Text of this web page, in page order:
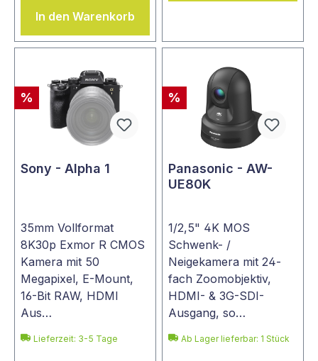
In den Warenkorb
%
Sony - Alpha 1
35mm Vollformat
8K30p Exmor R CMOS
Kamera mit 50
Megapixel, E-Mount,
16-Bit RAW, HDMI
Aus…
Lieferzeit: 3-5 Tage
%
Panasonic - AW-
UE80K
1/2,5" 4K MOS
Schwenk- /
Neigekamera mit 24-
fach Zoomobjektiv,
HDMI- & 3G-SDI-
Ausgang, so…
Ab Lager lieferbar: 1 Stück